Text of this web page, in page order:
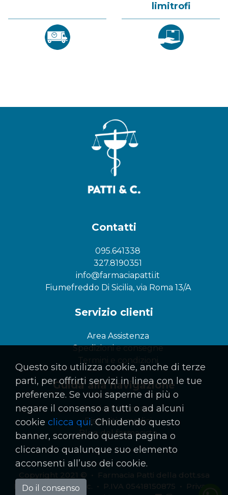
limitrofi
Contatti
095.641338
327.8190351
info@farmaciapatti.it
Fiumefreddo Di Sicilia, via Roma 13/A
Servizio clienti
Area Assistenza
Spedizioni e consegne
Termini e condizioni
Guida alla navigazione
Prodotti in sconto
Dispositivi medici
Blog del farmacista
Copyright 2021 © • Farmacia Patti della dott.ssa
Maria Patti & C. S.n.c. • P.IVA 05418150875 •
Privacy
Questo sito utilizza cookie, anche di terze
parti, per offrirti servizi in linea con le tue
preferenze. Se vuoi saperne di più o
negare il consenso a tutti o ad alcuni
cookie clicca qui. Chiudendo questo
banner, scorrendo questa pagina o
cliccando qualunque suo elemento
acconsenti all’uso dei cookie.
Do il consenso